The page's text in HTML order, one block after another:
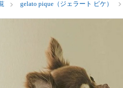
gelato pique（ジェラート ピケ）